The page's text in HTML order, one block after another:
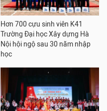
Hơn 700 cựu sinh viên K41
Trường Đại học Xây dựng Hà
Nội hội ngộ sau 30 năm nhập
học